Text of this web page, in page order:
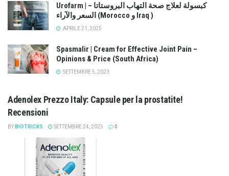
Urofarm | كبسولة لعلاج صحة التهاب البروستاتا –
السعر والآراء (Morocco و Iraq )
APRILE 21, 2025
Spasmalir | Cream for Effective Joint Pain –
Opinions & Price (South Africa)
SETTEMBRE 5, 2023
Adenolex Prezzo Italy: Capsule per la prostatite!
Recensioni
BY BIOTRICKS SETTEMBRE 24, 2025 0